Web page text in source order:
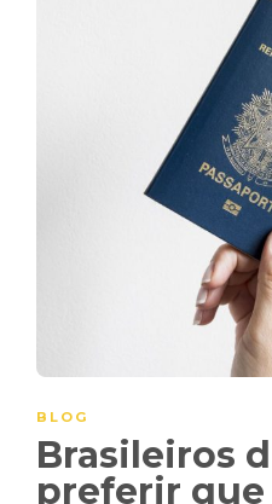
BLOG
Brasileiros
preferir que